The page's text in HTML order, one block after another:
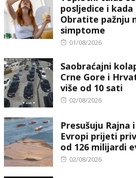
posljedice i kada
Obratite pažnju
simptome
Posted
01/08/2026
Saobraćajni
Crne Gore i
više od 10 sati
Posted
02/08/2026
Presušuju Rajna
Evropi prijeti
od 126 milijardi
Posted
02/08/2026